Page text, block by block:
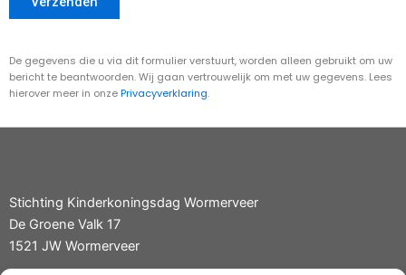
l
t
r
t
i
v
De gegevens die u via dit formulier verstuurt, worden alleen gebruikt om uw
bericht te beantwoorden. Wij gaan vertrouwelijk om met uw gegevens. Lees
hierover meer in onzePrivacyverklaring.
Stichting Kinderkoningsdag Wormerveer
De Groene Valk 17
1521 JW Wormerveer